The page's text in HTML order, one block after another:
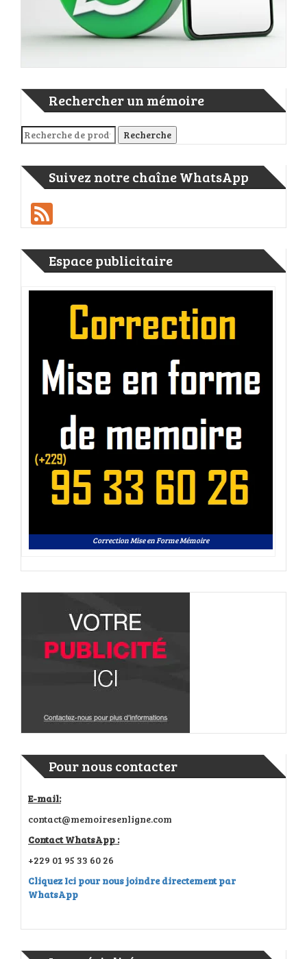
Rechercher un mémoire
Recherche pour : Recherche
Suivez notre chaîne WhatsApp
Espace publicitaire
Correction Mise en Forme Mémoire
Pour nous contacter
E-mail:
contact@memoiresenligne.com
Contact WhatsApp :
+229 01 95 33 60 26
Cliquez Ici pour nous joindre directement par
WhatsApp